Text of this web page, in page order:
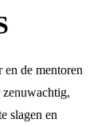
de mentoren
zenuwachtig,
slagen en